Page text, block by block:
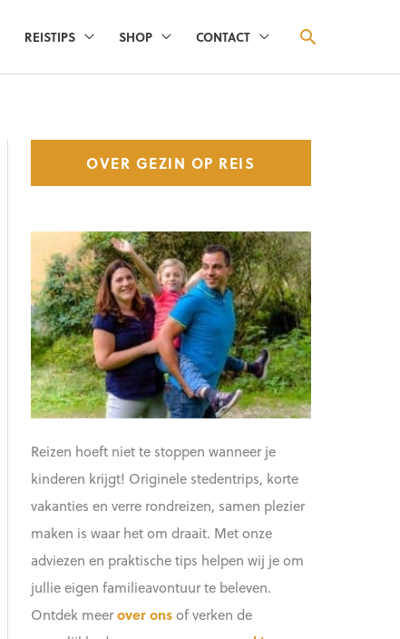
REISTIPS SHOP CONTACT ZOEKEN
OVER GEZIN OP REIS
Reizen hoeft niet te stoppen wanneer je
kinderen krijgt! Originele stedentrips, korte
vakanties en verre rondreizen, samen plezier
maken is waar het om draait. Met onze
adviezen en praktische tips helpen wij je om
jullie eigen familieavontuur te beleven.
Ontdek meerover onsof verken de